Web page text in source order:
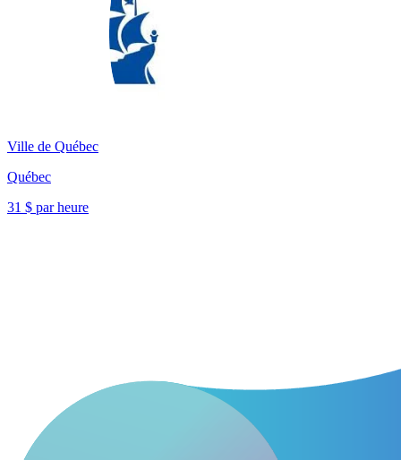
Ville de Québec
Québec
31 $ par heure